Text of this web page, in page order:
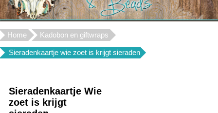
Home Kadobon en giftwraps
Sieradenkaartje wie zoet is krijgt sieraden
Sieradenkaartje Wie
zoet is krijgt